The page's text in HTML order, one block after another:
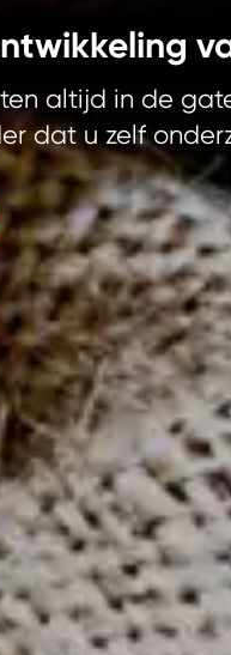
altijd in de
dat u zelf